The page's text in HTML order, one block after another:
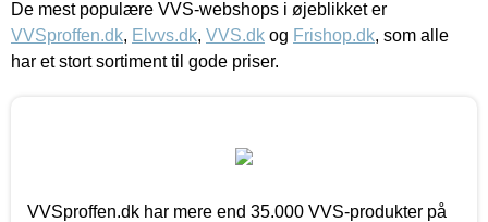
De mest populære VVS-webshops i øjeblikket er
VVSproffen.dk, Elvvs.dk, VVS.dk og Frishop.dk, som alle
har et stort sortiment til gode priser.
VVSproffen.dk har mere end 35.000 VVS-produkter på